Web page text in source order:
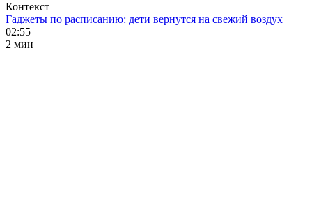
Контекст
Гаджеты по расписанию: дети вернутся на свежий воздух
02:55
2 мин